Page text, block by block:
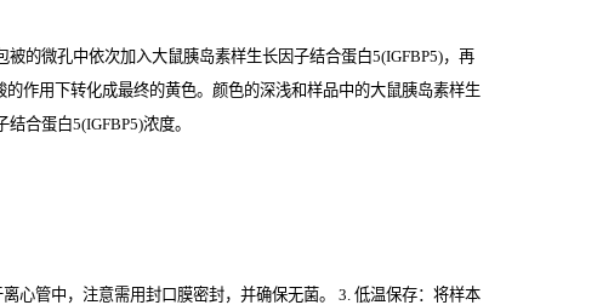
的微孔中依次加入大鼠胰岛素样生长因子结合蛋白5(IGFBP5)，再
作用下转化成最终的黄色。颜色的深浅和样品中的大鼠胰岛素样生
结合蛋白5(IGFBP5)浓度。
心管中，注意需用封口膜密封，并确保无菌。 3. 低温保存：将样本